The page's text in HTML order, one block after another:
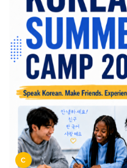
C